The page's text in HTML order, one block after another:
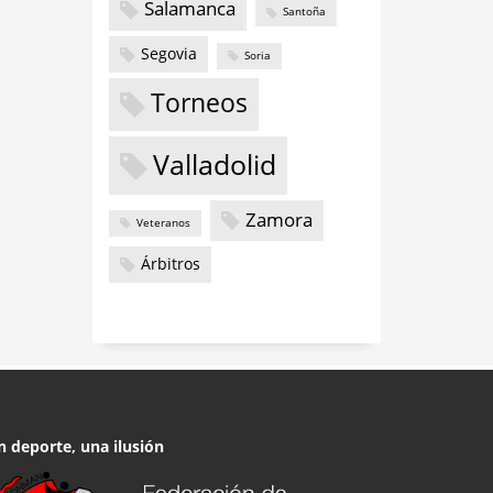
Salamanca Santoña
Segovia Soria
Torneos
Valladolid
Veteranos Zamora
Árbitros
deporte, una ilusión